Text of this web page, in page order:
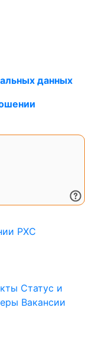
данных
Статус и
Вакансии